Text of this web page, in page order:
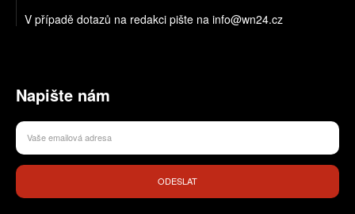
V případě dotazů na redakci pište na info@wn24.cz
Napište nám
ODESLAT